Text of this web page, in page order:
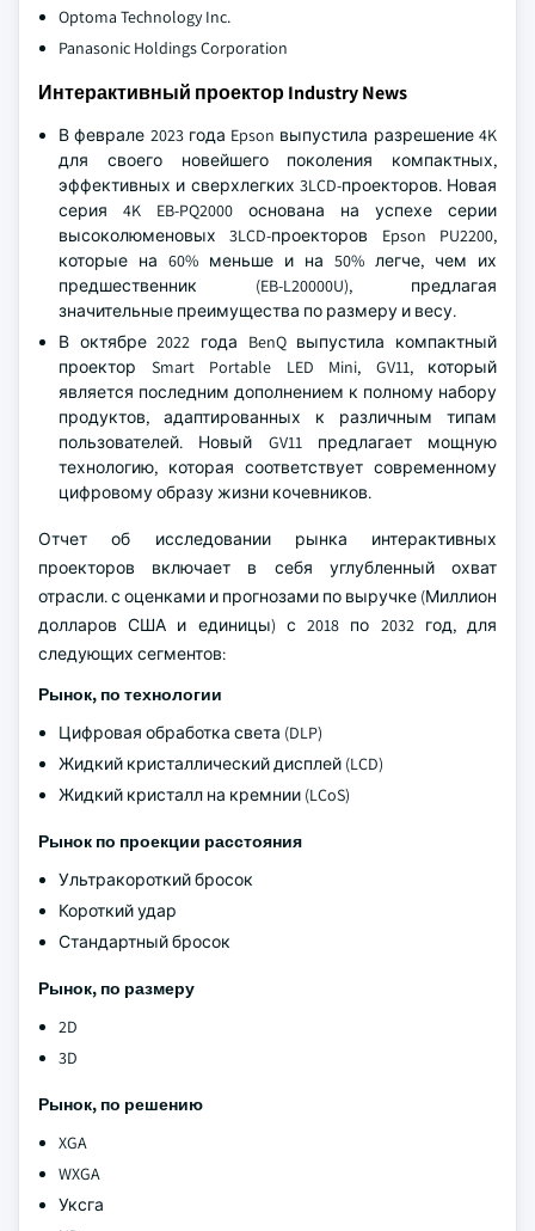
Optoma Technology Inc.
Panasonic Holdings Corporation
Интерактивный проектор Industry News
В феврале 2023 года Epson выпустила разрешение 4K
для своего новейшего поколения компактных,
эффективных и сверхлегких 3LCD-проекторов. Новая
серия 4K EB-PQ2000 основана на успехе серии
высоколюменовых 3LCD-проекторов Epson PU2200,
которые на 60% меньше и на 50% легче, чем их
предшественник (EB-L20000U), предлагая
значительные преимущества по размеру и весу.
В октябре 2022 года BenQ выпустила компактный
проектор Smart Portable LED Mini, GV11, который
является последним дополнением к полному набору
продуктов, адаптированных к различным типам
пользователей. Новый GV11 предлагает мощную
технологию, которая соответствует современному
цифровому образу жизни кочевников.
Отчет об исследовании рынка интерактивных
проекторов включает в себя углубленный охват
отрасли. с оценками и прогнозами по выручке (Миллион
долларов США и единицы) с 2018 по 2032 год, для
следующих сегментов:
Рынок, по технологии
Цифровая обработка света (DLP)
Жидкий кристаллический дисплей (LCD)
Жидкий кристалл на кремнии (LCoS)
Рынок по проекции расстояния
Ультракороткий бросок
Короткий удар
Стандартный бросок
Рынок, по размеру
2D
3D
Рынок, по решению
XGA
WXGA
Уксга